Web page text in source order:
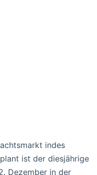
indes
ist der diesjährige
Dezember in der